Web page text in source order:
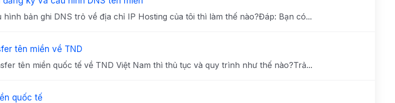
hình bản ghi DNS trỏ về địa chỉ IP Hosting của tôi thì làm thế nào?Đáp: Bạn có...
tên miền về TND
tên miền quốc tế về TND Việt Nam thì thủ tục và quy trình như thế nào?Trả...
quốc tế